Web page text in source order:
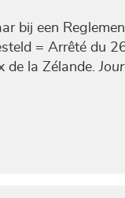
bij een
= Arrêté du
de la Zélande.